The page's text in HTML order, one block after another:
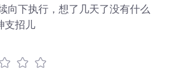
向下执行，想了几天了没有什么
支招儿